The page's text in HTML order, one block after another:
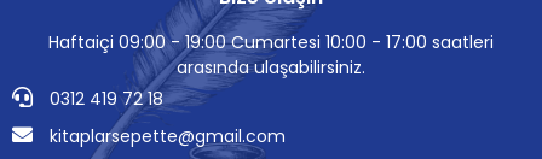
Haftaiçi 09:00 - 19:00 Cumartesi 10:00 - 17:00 saatleri
arasında ulaşabilirsiniz.
0312 419 72 18
kitaplarsepette@gmail.com